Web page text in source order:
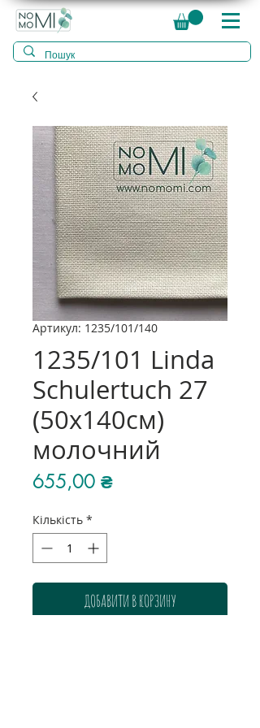
Артикул: 1235/101/140
1235/101 Linda
Schulertuch 27
(50х140см)
молочний
655,00 ₴Ціна
Кількість *
ДОБАВИТИ В КОРЗИНУ